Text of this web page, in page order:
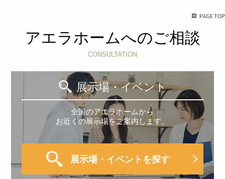
アエラホームへのご相談
CONSULTATION
展示場・イベント
全国のアエラホームから
お近くの展示場をご案内します。
展示場・イベントを探す